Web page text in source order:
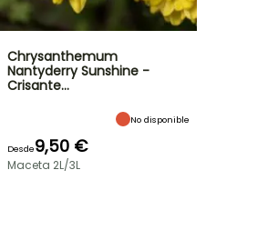
Chrysanthemum
Nantyderry Sunshine -
Crisante…
No disponible
Desde9,50 €
Maceta 2L/3L